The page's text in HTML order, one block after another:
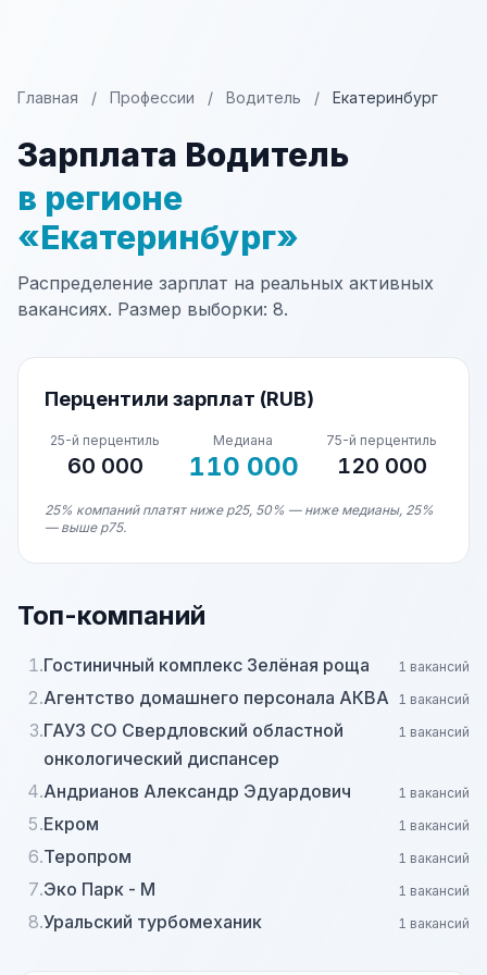
Главная / Профессии / Водитель / Екатеринбург
Зарплата Водитель
в регионе
«Екатеринбург»
Распределение зарплат на реальных активных
вакансиях. Размер выборки: 8.
Перцентили зарплат (RUB)
25-й перцентиль
60 000
Медиана
110 000
75-й перцентиль
120 000
25% компаний платят ниже p25, 50% — ниже медианы, 25%
— выше p75.
Топ-компаний
1.Гостиничный комплекс Зелёная роща 1 вакансий
2.Агентство домашнего персонала АКВА 1 вакансий
3.ГАУЗ СО Свердловский областной
онкологический диспансер
1 вакансий
4.Андрианов Александр Эдуардович 1 вакансий
5.Екром 1 вакансий
6.Теропром 1 вакансий
7.Эко Парк - М 1 вакансий
8.Уральский турбомеханик 1 вакансий